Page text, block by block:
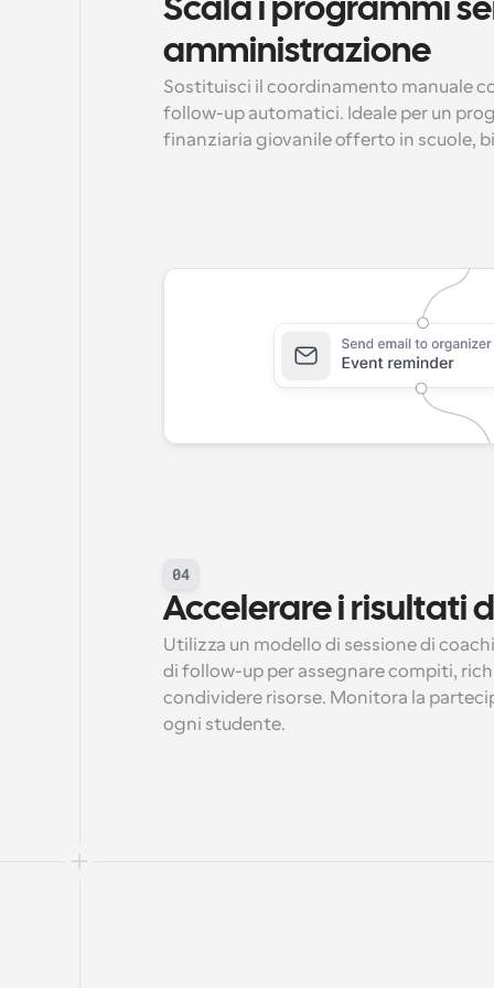
Scala i programmi
amministrazione
Sostituisci il coordinamento manuale
follow-up automatici. Ideale per un
finanziaria giovanile offerto in scuole,
04
Accelerare i risultati
Utilizza un modello di sessione di
di follow-up per assegnare compiti,
condividere risorse. Monitora la
ogni studente.